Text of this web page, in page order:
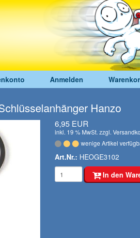
Anmelden
Hanzo
6,95 EUR
inkl. 19 % MwSt. zzgl.
wenige Artikel
Art.Nr.: HEOGE3102
In den